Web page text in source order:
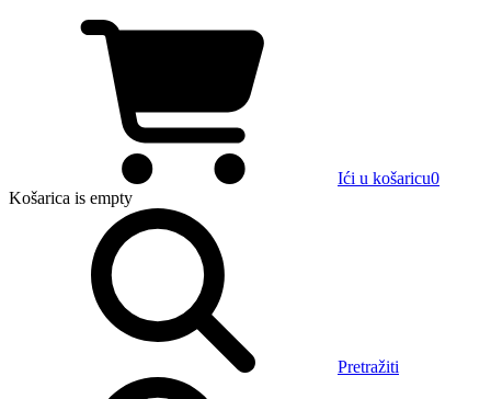
Ići u košaricu0
Košarica is empty
Pretražiti